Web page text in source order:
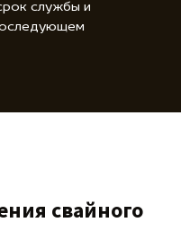
службы и
эти преимущества
свай идеальным
свайного